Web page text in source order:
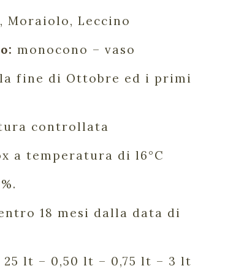
Moraiolo, Leccino
monocono – vaso
fine di Ottobre ed i primi
controllata
a temperatura di l6°C
18 mesi dalla data di
25 lt – 0,50 lt – 0,75 lt – 3 lt